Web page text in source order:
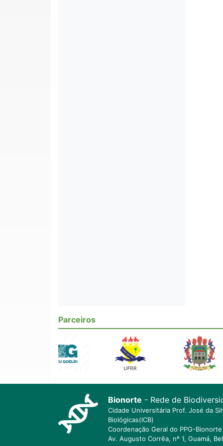
Parceiros
Bionorte - Rede de
Cidade Universitária Prof. José da
Biológicas(ICB)
Coordenação Geral do PPG-
Av. Augusto Corrêa, nº 1, Guamá,